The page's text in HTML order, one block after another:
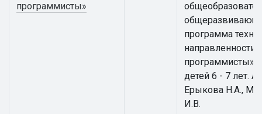
программисты»
программа
программисты»
детей 6 - 7 лет.
Ерыкова Н.А.,
И.В.